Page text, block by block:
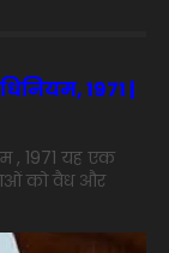
1971 |
, 1971 यह एक
को वैध और